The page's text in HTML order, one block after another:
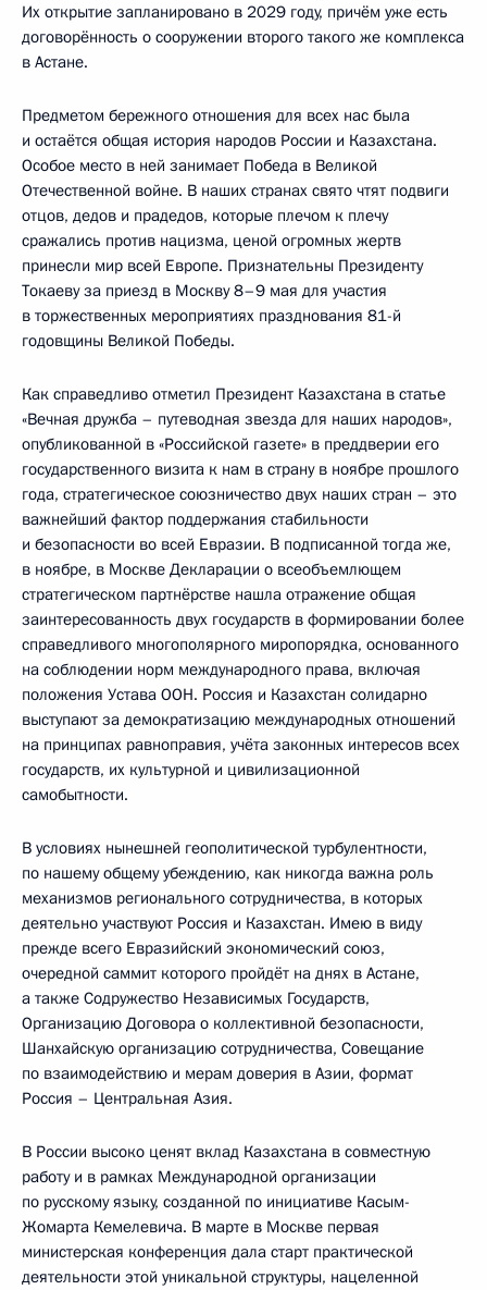
Их открытие запланировано в 2029 году, причём уже есть
договорённость о сооружении второго такого же комплекса
в Астане.
Предметом бережного отношения для всех нас была
и остаётся общая история народов России и Казахстана.
Особое место в ней занимает Победа в Великой
Отечественной войне. В наших странах свято чтят подвиги
отцов, дедов и прадедов, которые плечом к плечу
сражались против нацизма, ценой огромных жертв
принесли мир всей Европе. Признательны Президенту
Токаеву за приезд в Москву 8–9 мая для участия
в торжественных мероприятиях празднования 81-й
годовщины Великой Победы.
Как справедливо отметил Президент Казахстана в статье
«Вечная дружба – путеводная звезда для наших народов»,
опубликованной в «Российской газете» в преддверии его
государственного визита к нам в страну в ноябре прошлого
года, стратегическое союзничество двух наших стран – это
важнейший фактор поддержания стабильности
и безопасности во всей Евразии. В подписанной тогда же,
в ноябре, в Москве Декларации о всеобъемлющем
стратегическом партнёрстве нашла отражение общая
заинтересованность двух государств в формировании более
справедливого многополярного миропорядка, основанного
на соблюдении норм международного права, включая
положения Устава ООН. Россия и Казахстан солидарно
выступают за демократизацию международных отношений
на принципах равноправия, учёта законных интересов всех
государств, их культурной и цивилизационной
самобытности.
В условиях нынешней геополитической турбулентности,
по нашему общему убеждению, как никогда важна роль
механизмов регионального сотрудничества, в которых
деятельно участвуют Россия и Казахстан. Имею в виду
прежде всего Евразийский экономический союз,
очередной саммит которого пройдёт на днях в Астане,
а также Содружество Независимых Государств,
Организацию Договора о коллективной безопасности,
Шанхайскую организацию сотрудничества, Совещание
по взаимодействию и мерам доверия в Азии, формат
Россия – Центральная Азия.
В России высоко ценят вклад Казахстана в совместную
работу и в рамках Международной организации
по русскому языку, созданной по инициативе Касым-
Жомарта Кемелевича. В марте в Москве первая
министерская конференция дала старт практической
деятельности этой уникальной структуры, нацеленной